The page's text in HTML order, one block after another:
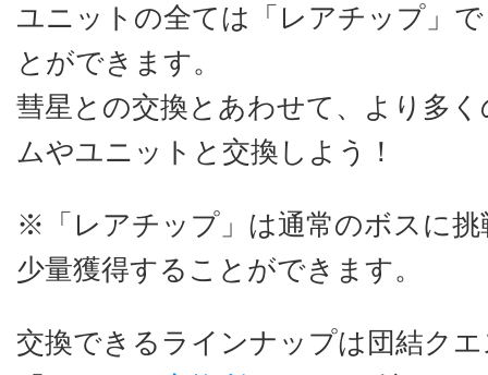
ユニットの全ては「レアチップ」
とができます。
彗星との交換とあわせて、より多
ムやユニットと交換しよう！
※「レアチップ」は通常のボスに挑
少量獲得することができます。
交換できるラインナップは団結ク